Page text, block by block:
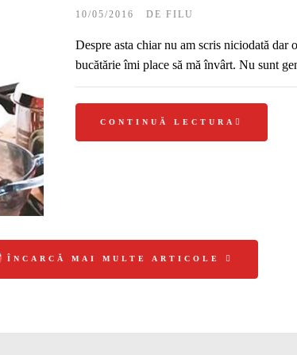
10/05/2016 DE FILU
Despre asta chiar nu am scris niciodată dar
bucătărie îmi place să mă învârt. Nu sunt
CONTINUĂ LECTURA
ÎNCARCĂ MAI MULTE ARTICOLE